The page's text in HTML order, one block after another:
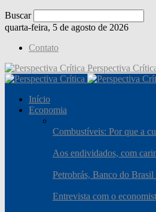
Buscar
quarta-feira, 5 de agosto de 2026
Contato
Perspectiva
Início
Economia
Combustíveis: Por que a
Aos endividados, com
Petrobrás, Banco do
Entrevista com o